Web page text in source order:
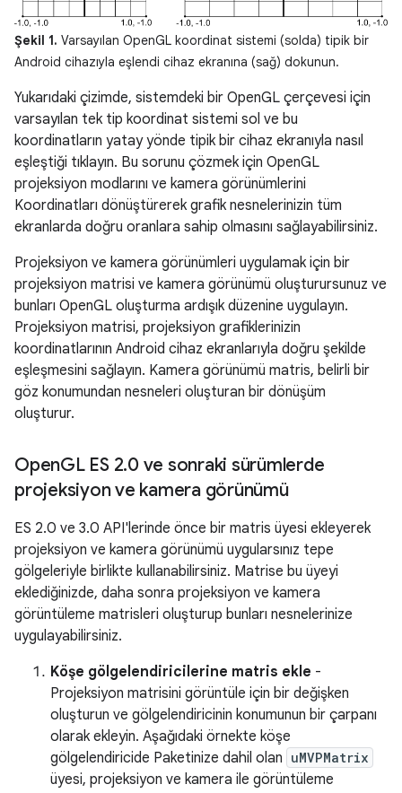
Şekil 1. Varsayılan OpenGL koordinat sistemi (solda) tipik bir
Android cihazıyla eşlendi cihaz ekranına (sağ) dokunun.
Yukarıdaki çizimde, sistemdeki bir OpenGL çerçevesi için
varsayılan tek tip koordinat sistemi sol ve bu
koordinatların yatay yönde tipik bir cihaz ekranıyla nasıl
eşleştiği tıklayın. Bu sorunu çözmek için OpenGL
projeksiyon modlarını ve kamera görünümlerini
Koordinatları dönüştürerek grafik nesnelerinizin tüm
ekranlarda doğru oranlara sahip olmasını sağlayabilirsiniz.
Projeksiyon ve kamera görünümleri uygulamak için bir
projeksiyon matrisi ve kamera görünümü oluşturursunuz ve
bunları OpenGL oluşturma ardışık düzenine uygulayın.
Projeksiyon matrisi, projeksiyon grafiklerinizin
koordinatlarının Android cihaz ekranlarıyla doğru şekilde
eşleşmesini sağlayın. Kamera görünümü matris, belirli bir
göz konumundan nesneleri oluşturan bir dönüşüm
oluşturur.
OpenGL ES 2.0 ve sonraki sürümlerde
projeksiyon ve kamera görünümü
ES 2.0 ve 3.0 API'lerinde önce bir matris üyesi ekleyerek
projeksiyon ve kamera görünümü uygularsınız tepe
gölgeleriyle birlikte kullanabilirsiniz. Matrise bu üyeyi
eklediğinizde, daha sonra projeksiyon ve kamera
görüntüleme matrisleri oluşturup bunları nesnelerinize
uygulayabilirsiniz.
Köşe gölgelendiricilerine matris ekle -
Projeksiyon matrisini görüntüle için bir değişken
oluşturun ve gölgelendiricinin konumunun bir çarpanı
olarak ekleyin. Aşağıdaki örnekte köşe
gölgelendiricide Paketinize dahil olan uMVPMatrix
üyesi, projeksiyon ve kamera ile görüntüleme